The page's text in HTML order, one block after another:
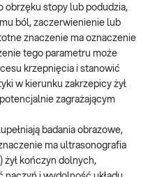
obrzęku stopy lub podudzia,
ból, zaczerwienienie lub
znaczenie ma oznaczenie
tego parametru może
krzepnięcia i stanowić
w kierunku zakrzepicy żył
zagrażającym
badania obrazowe,
ma ultrasonografia
żył kończyn dolnych,